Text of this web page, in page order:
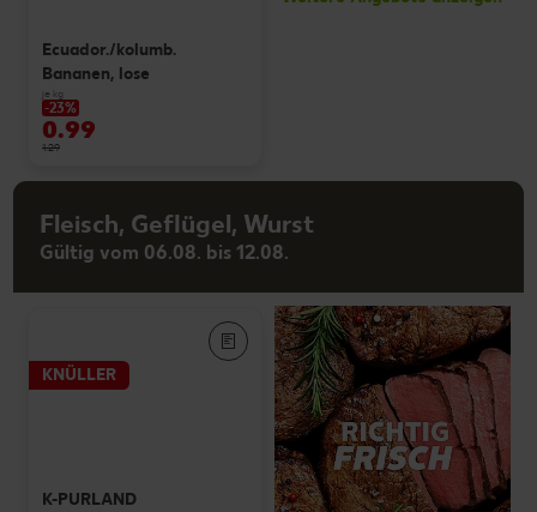
Ecuador./kolumb.
Bananen, lose
je kg
-23%
0.99
1.29
Fleisch, Geflügel, Wurst
Gültig vom 06.08. bis 12.08.
KNÜLLER
K-PURLAND